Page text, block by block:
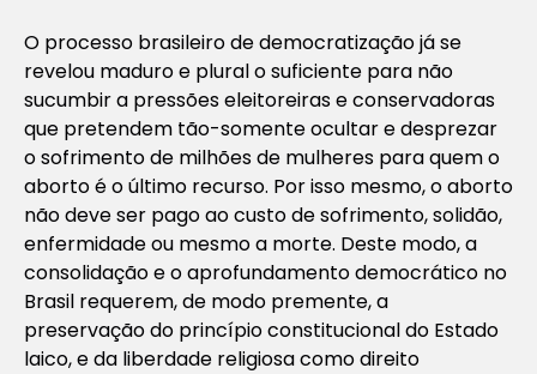
O processo brasileiro de democratização já se
revelou maduro e plural o suficiente para não
sucumbir a pressões eleitoreiras e conservadoras
que pretendem tão-somente ocultar e desprezar
o sofrimento de milhões de mulheres para quem o
aborto é o último recurso. Por isso mesmo, o aborto
não deve ser pago ao custo de sofrimento, solidão,
enfermidade ou mesmo a morte. Deste modo, a
consolidação e o aprofundamento democrático no
Brasil requerem, de modo premente, a
preservação do princípio constitucional do Estado
laico, e da liberdade religiosa como direito